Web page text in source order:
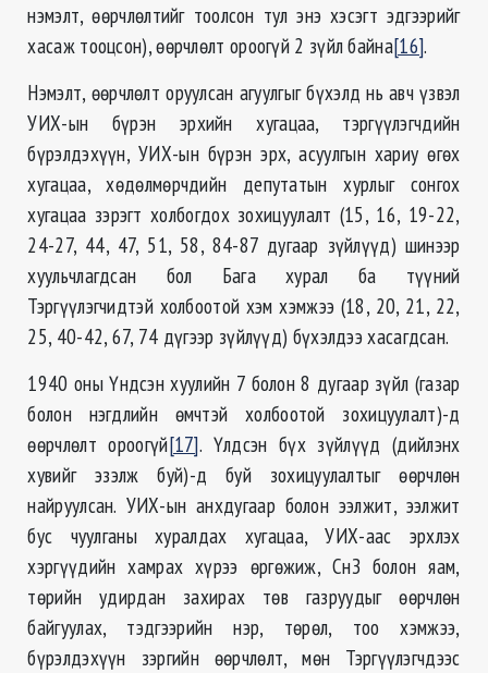
нэмэлт, өөрчлөлтийг тоолсон тул энэ хэсэгт эдгээрийг
хасаж тооцсон), өөрчлөлт ороогүй 2 зүйл байна[16].
Нэмэлт, өөрчлөлт оруулсан агуулгыг бүхэлд нь авч үзвэл
УИХ-ын бүрэн эрхийн хугацаа, тэргүүлэгчдийн
бүрэлдэхүүн, УИХ-ын бүрэн эрх, асуулгын хариу өгөх
хугацаа, хөдөлмөрчдийн депутатын хурлыг сонгох
хугацаа зэрэгт холбогдох зохицуулалт (15, 16, 19-22,
24-27, 44, 47, 51, 58, 84-87 дугаар зүйлүүд) шинээр
хуульчлагдсан бол Бага хурал ба түүний
Тэргүүлэгчидтэй холбоотой хэм хэмжээ (18, 20, 21, 22,
25, 40-42, 67, 74 дүгээр зүйлүүд) бүхэлдээ хасагдсан.
1940 оны Үндсэн хуулийн 7 болон 8 дугаар зүйл (газар
болон нэгдлийн өмчтэй холбоотой зохицуулалт)-д
өөрчлөлт ороогүй[17]. Үлдсэн бүх зүйлүүд (дийлэнх
хувийг эзэлж буй)-д буй зохицуулалтыг өөрчлөн
найруулсан. УИХ-ын анхдугаар болон ээлжит, ээлжит
бус чуулганы хуралдах хугацаа, УИХ-аас эрхлэх
хэргүүдийн хамрах хүрээ өргөжиж, СнЗ болон яам,
төрийн удирдан захирах төв газруудыг өөрчлөн
байгуулах, тэдгээрийн нэр, төрөл, тоо хэмжээ,
бүрэлдэхүүн зэргийн өөрчлөлт, мөн Тэргүүлэгчдээс